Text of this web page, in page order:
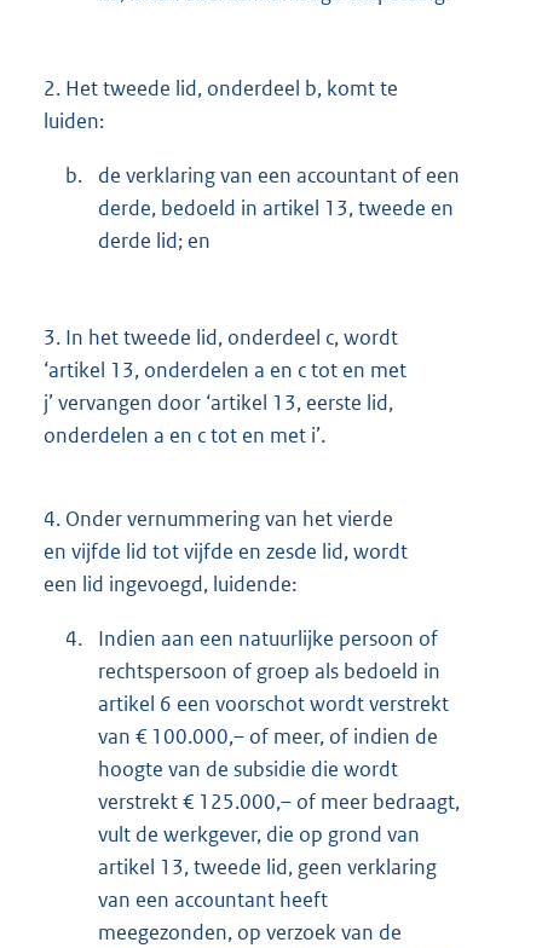
2. Het tweede lid, onderdeel b, komt te
luiden:
b.
de verklaring van een accountant of een
derde, bedoeld in artikel 13, tweede en
derde lid; en
3. In het tweede lid, onderdeel c, wordt
‘artikel 13, onderdelen a en c tot en met
j’ vervangen door ‘artikel 13, eerste lid,
onderdelen a en c tot en met i’.
4. Onder vernummering van het vierde
en vijfde lid tot vijfde en zesde lid, wordt
een lid ingevoegd, luidende:
4.
Indien aan een natuurlijke persoon of
rechtspersoon of groep als bedoeld in
artikel 6 een voorschot wordt verstrekt
van € 100.000,– of meer, of indien de
hoogte van de subsidie die wordt
verstrekt € 125.000,– of meer bedraagt,
vult de werkgever, die op grond van
artikel 13, tweede lid, geen verklaring
van een accountant heeft
meegezonden, op verzoek van de